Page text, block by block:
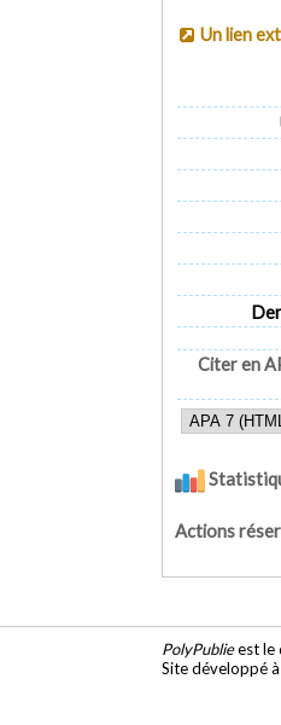
Un lien
Citer en
Actions
PolyPublieest le
Site développé